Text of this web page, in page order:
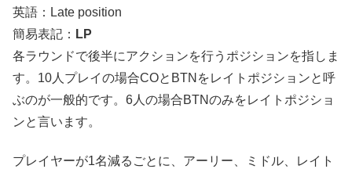
英語：Late position
簡易表記： LP
各ラウンドで後半にアクションを行うポジションを指しま
す。10人プレイの場合COとBTNをレイトポジションと呼
ぶのが一般的です。6人の場合BTNのみをレイトポジショ
ンと言います。
プレイヤーが1名減るごとに、アーリー、ミドル、レイト